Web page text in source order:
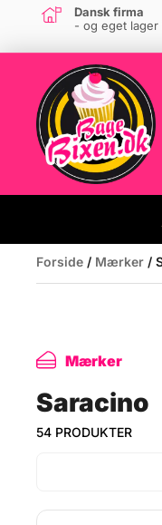
Dansk firma
- og eget lager
Forside / Mærker /
Mærker
Saracino
54 PRODUKTER